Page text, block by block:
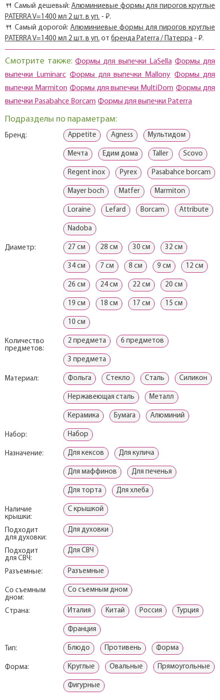
🍴 Самый дешевый: Алюминиевые формы для пирогов круглые
PATERRA V=1400 мл 2 шт. в уп. - ₽.
🍴 Самый дорогой: Алюминиевые формы для пирогов круглые
PATERRA V=1400 мл 2 шт. в уп. от бренда Paterra / Патерра - ₽.
Смотрите также:Формы для выпечки LaSella Формы для
выпечки Luminarc Формы для выпечки Mallony Формы для
выпечки Marmiton Формы для выпечки MultiDom Формы для
выпечки Pasabahce Borcam Формы для выпечки Paterra
Подразделы по параметрам:
Бренд: Appetite Agness Мультидом
Мечта Едим дома Taller Scovo
Regent inox Pyrex Pasabahce borcam
Mayer boch Matfer Marmiton
Loraine Lefard Borcam Attribute
Nadoba
Диаметр: 27 см 28 см 30 см 32 см
34 см 7 см 8 см 9 см 12 см
26 см 24 см 22 см 20 см
19 см 18 см 17 см 15 см
10 см
Количество
предметов:
2 предмета 6 предметов
3 предмета
Материал: Фольга Стекло Сталь Силикон
Нержавеющая сталь Металл
Керамика Бумага Алюминий
Набор: Набор
Назначение: Для кексов Для кулича
Для маффинов Для печенья
Для торта Для хлеба
Наличие
крышки:
С крышкой
Подходит
для духовки:
Для духовки
Подходит
для СВЧ:
Для СВЧ
Разъемные: Разъемные
Со съемным
дном:
Со съемным дном
Страна: Италия Китай Россия Турция
Франция
Тип: Блюдо Противень Форма
Форма: Круглые Овальные Прямоугольные
Фигурные